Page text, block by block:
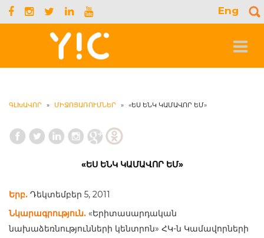
Eng
Toggle
ԳԼԽԱՎՈՐ » ՄԻՋՈՑԱՌՈՒՄՆԵՐ » «ԵՍ ԵՆԿ ԿԱՄԱՎՈՐ ԵՄ»
«ԵՍ ԵՆԿ ԿԱՄԱՎՈՐ ԵՄ»
Երբ. Դեկտեմբեր 5, 2011
Նկարագրություն. «Երիտասարդական
նախաձեռնությունների կենտրոն» ՀԿ-ն Կամավորների